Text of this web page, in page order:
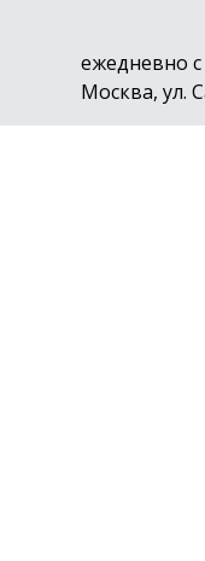
ежедневно с
Москва, ул.